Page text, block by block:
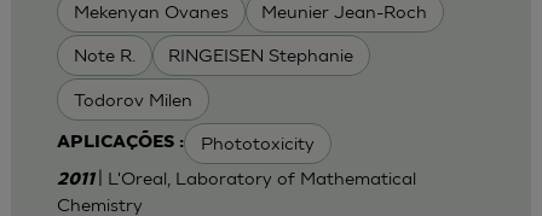
Mekenyan Ovanes Meunier Jean-Roch
Note R. RINGEISEN Stephanie
Todorov Milen
APLICAÇÕES : Phototoxicity
2011
| L'Oreal, Laboratory of Mathematical
Chemistry